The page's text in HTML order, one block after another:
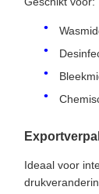
Ideaal voor